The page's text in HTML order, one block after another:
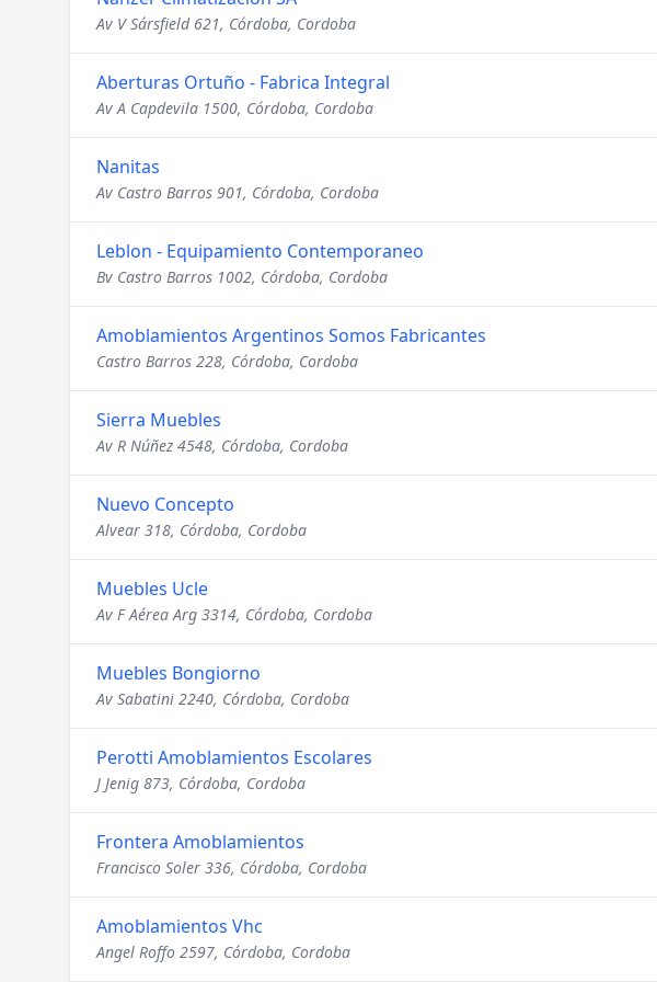
Av V Sársfield 621, Córdoba, Cordoba
Aberturas Ortuño - Fabrica Integral
Av A Capdevila 1500, Córdoba, Cordoba
Nanitas
Av Castro Barros 901, Córdoba, Cordoba
Leblon - Equipamiento Contemporaneo
Bv Castro Barros 1002, Córdoba, Cordoba
Amoblamientos Argentinos Somos Fabricantes
Castro Barros 228, Córdoba, Cordoba
Sierra Muebles
Av R Núñez 4548, Córdoba, Cordoba
Nuevo Concepto
Alvear 318, Córdoba, Cordoba
Muebles Ucle
Av F Aérea Arg 3314, Córdoba, Cordoba
Muebles Bongiorno
Av Sabatini 2240, Córdoba, Cordoba
Perotti Amoblamientos Escolares
J Jenig 873, Córdoba, Cordoba
Frontera Amoblamientos
Francisco Soler 336, Córdoba, Cordoba
Amoblamientos Vhc
Angel Roffo 2597, Córdoba, Cordoba